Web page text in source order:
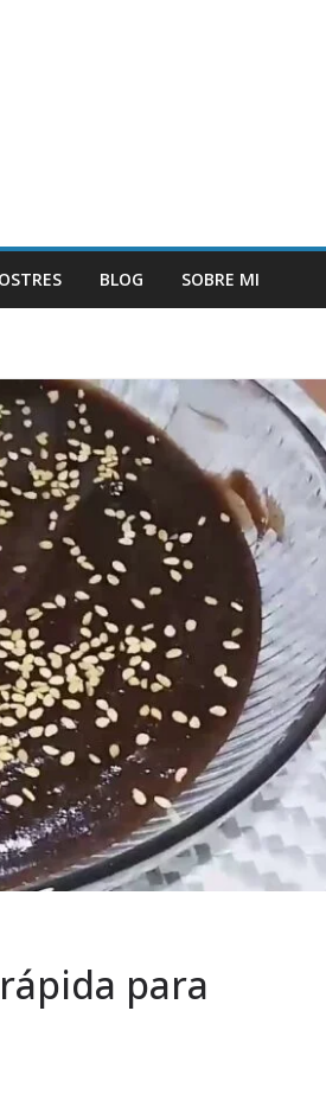
BLOG SOBRE MI
para